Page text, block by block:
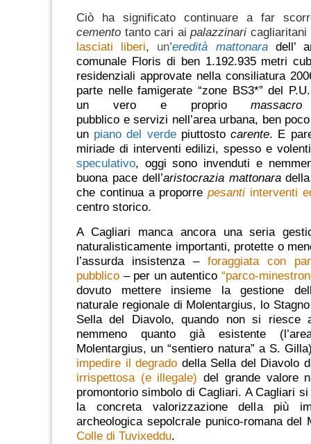
Ciò ha significato continuare a far
cemento tanto cari ai palazzinari
lasciati liberi, un’eredità mattonara dell’
comunale Floris di ben 1.192.935 metri
residenziali approvate nella consiliatura
parte nelle famigerate “zone BS3*” del
un vero e proprio
pubblico e servizi nell’area urbana, ben
un piano del verde piuttostocarente. E
miriade di interventi edilizi, spesso e
speculativo, oggi sono invenduti e
buona pace dell’aristocrazia mattonara
che continua a proporre pesanti interventi
centro storico.
A Cagliari manca ancora una seria
naturalisticamente importanti, protette o
l’assurda insistenza – foraggiata con
pubblico – per un autentico “parco-
dovuto mettere insieme la gestione
naturale regionale di Molentargius, lo
Sella del Diavolo, quando non si riesce
nemmeno quanto già esistente
Molentargius, un “sentiero natura” a S.
impedire il degrado della Sella del Diavolo
irrispettosa (e illegale) del grande valore
promontorio simbolo di Cagliari. A Cagliari
la concreta valorizzazione della più
archeologica sepolcrale punico-romana del
Colle di Tuvixeddu.